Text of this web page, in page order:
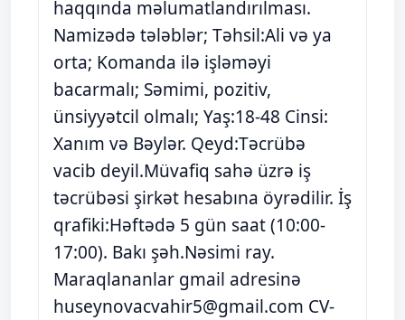
haqqında məlumatlandırılması.
Namizədə tələblər; Təhsil:Ali və ya
orta; Komanda ilə işləməyi
bacarmalı; Səmimi, pozitiv,
ünsiyyətcil olmalı; Yaş:18-48 Cinsi:
Xanım və Bəylər. Qeyd:Təcrübə
vacib deyil.Müvafiq sahə üzrə iş
təcrübəsi şirkət hesabına öyrədilir. İş
qrafiki:Həftədə 5 gün saat (10:00-
17:00). Bakı şəh.Nəsimi ray.
Maraqlananlar gmail adresinə
huseynovacvahir5@gmail.com CV-